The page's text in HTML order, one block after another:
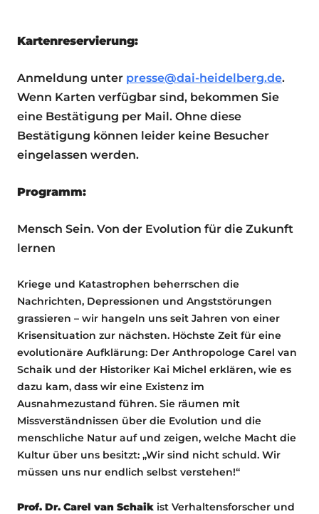
Kartenreservierung:
Anmeldung unter presse@dai-heidelberg.de.
Wenn Karten verfügbar sind, bekommen Sie
eine Bestätigung per Mail. Ohne diese
Bestätigung können leider keine Besucher
eingelassen werden.
Programm:
Mensch Sein. Von der Evolution für die Zukunft
lernen
Kriege und Katastrophen beherrschen die
Nachrichten, Depressionen und Angststörungen
grassieren – wir hangeln uns seit Jahren von einer
Krisensituation zur nächsten. Höchste Zeit für eine
evolutionäre Aufklärung: Der Anthropologe Carel van
Schaik und der Historiker Kai Michel erklären, wie es
dazu kam, dass wir eine Existenz im
Ausnahmezustand führen. Sie räumen mit
Missverständnissen über die Evolution und die
menschliche Natur auf und zeigen, welche Macht die
Kultur über uns besitzt: „Wir sind nicht schuld. Wir
müssen uns nur endlich selbst verstehen!“
Prof. Dr. Carel van Schaik ist Verhaltensforscher und